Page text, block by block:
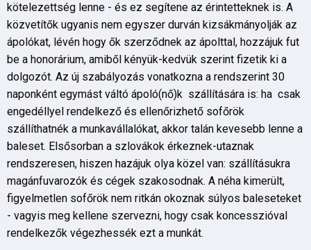
kötelezettség lenne - és ez segítene az érintetteknek is. A
közvetítők ugyanis nem egyszer durván kizsákmányolják az
ápolókat, lévén hogy ők szerződnek az ápolttal, hozzájuk fut
be a honorárium, amiből kényük-kedvük szerint fizetik ki a
dolgozót. Az új szabályozás vonatkozna a rendszerint 30
naponként egymást váltó ápoló(nő)k szállítására is: ha csak
engedéllyel rendelkező és ellenőrizhető sofőrök
szállíthatnék a munkavállalókat, akkor talán kevesebb lenne a
baleset. Elsősorban a szlovákok érkeznek-utaznak
rendszeresen, hiszen hazájuk olya közel van: szállításukra
magánfuvarozók és cégek szakosodnak. A néha kimerült,
figyelmetlen sofőrök nem ritkán okoznak súlyos baleseteket
- vagyis meg kellene szervezni, hogy csak koncesszióval
rendelkezők végezhessék ezt a munkát.